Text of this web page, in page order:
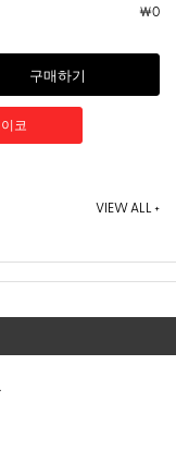
￦0
구매하기
VIEW ALL +